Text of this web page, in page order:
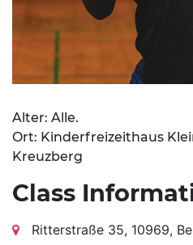
Alter: Alle.
Ort: Kinderfreizeithaus
Kreuzberg
Class
Ritterstraße 35, 10969,